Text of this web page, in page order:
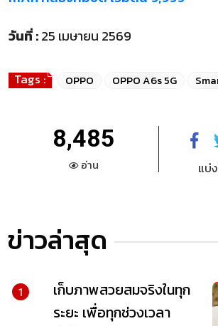
วันที่ :25 เมษายน 2569
Tags : OPPO OPPO A6s 5G
8,485
อ่าน แบ่
ข่าวล่าสุด
1
เก็บภาพสวยสมจริงในทุก
ระยะ เพื่อทุกช่วงเวลา